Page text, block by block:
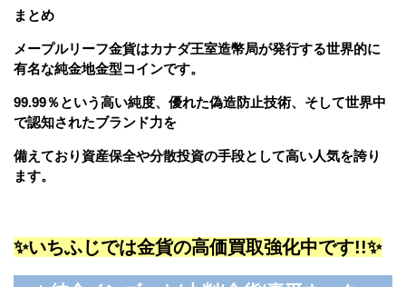
まとめ
メープルリーフ金貨はカナダ王室造幣局が発行する世界的に
有名な純金地金型コインです。
99.99％という高い純度、優れた偽造防止技術、そして世界中
で認知されたブランド力を
備えており資産保全や分散投資の手段として高い人気を誇り
ます。
✨いちふじでは金貨の高価買取強化中です!!✨